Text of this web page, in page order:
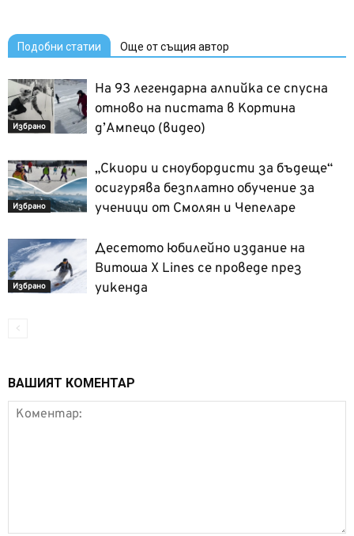
Подобни статии Още от същия автор
Избрано
На 93 легендарна алпийка се спусна
отново на пистата в Кортина
д’Ампецо (видео)
Избрано
„Скиори и сноубордисти за бъдеще“
осигурява безплатно обучение за
ученици от Смолян и Чепеларе
Избрано
Десетото юбилейно издание на
Витоша X Lines се проведе през
уикенда
ВАШИЯТ КОМЕНТАР